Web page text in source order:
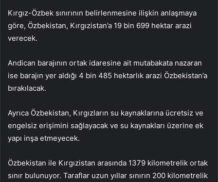
Kırgız-Özbek sınırının belirlenmesine ilişkin anlaşmaya
göre, Özbekistan, Kırgızistan’a 19 bin 699 hektar arazi
verecek.
Andican barajının ortak idaresine ait mutabakata nazaran
ise barajın yer aldığı 4 bin 485 hektarlık arazi Özbekistan’a
bırakılacak.
Ayrıca Özbekistan, Kırgızların su kaynaklarına ücretsiz ve
engelsiz erişimini sağlayacak ve su kaynakları üzerine ek
yapı inşa etmeyecek.
Özbekistan ile Kırgızistan arasında 1379 kilometrelik ortak
sınır bulunuyor. Taraflar uzun yıllar sınırın 200 kilometrelik